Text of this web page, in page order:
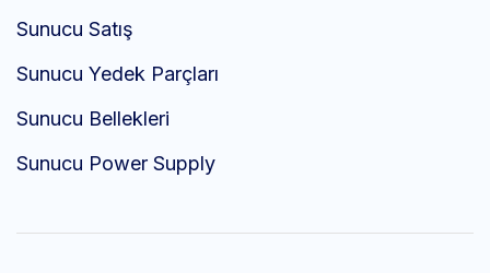
Sunucu Satış
Sunucu Yedek Parçları
Sunucu Bellekleri
Sunucu Power Supply